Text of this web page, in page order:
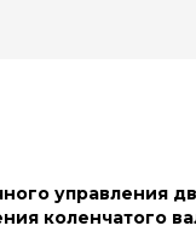
управления
коленчатого